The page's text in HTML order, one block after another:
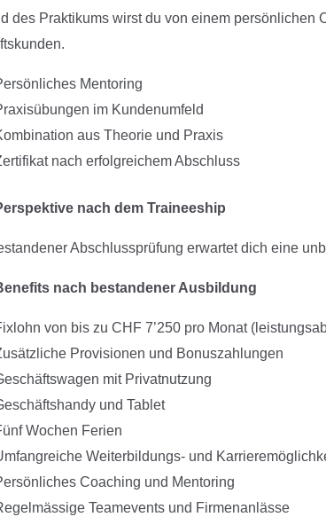
des Praktikums wirst du von einem
Mentoring
im Kundenumfeld
aus Theorie und Praxis
nach erfolgreichem Abschluss
nach dem Traineeship
Abschlussprüfung erwartet dich eine
nach bestandener Ausbildung
von bis zu CHF 7’250 pro Monat
Provisionen und Bonuszahlungen
mit Privatnutzung
und Tablet
Wochen Ferien
Weiterbildungs- und
Coaching und Mentoring
Teamevents und Firmenanlässe